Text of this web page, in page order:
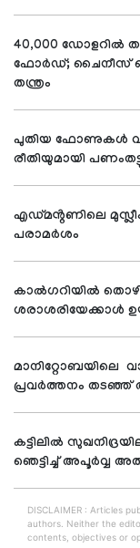
40,000 ഡോളറിൽ
ഫോർഡ്; ചൈനീസ്
തന്ത്രം
പുതിയ ഫോണുകൾ
രീതിയുമായി
എഡ്മൻ്റണിലെ
പരാമർശം
കാൽഗറിയിൽ
ശരാശരിയേക്കാൾ
മാനിറ്റോബയിലെ
പ്രവർത്തനം തടഞ്ഞ്
കട്ടിലിൽ
ഞെട്ടിച്ച് അപൂർവ്വ
DISCLAIMER : Articles
authors. Neither the
contents, objectives or